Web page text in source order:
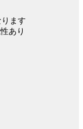
ます
あり